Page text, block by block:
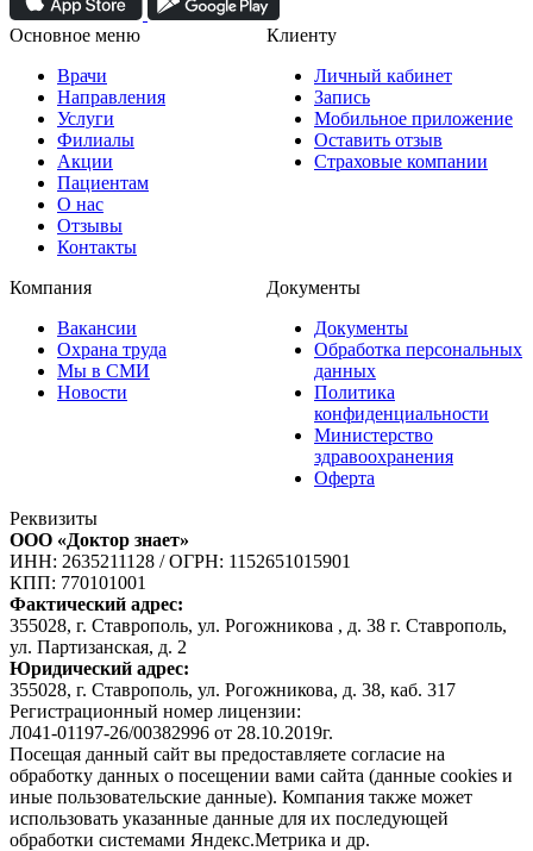
Основное меню
Врачи
Направления
Услуги
Филиалы
Акции
Пациентам
О нас
Отзывы
Контакты
Клиенту
Личный кабинет
Запись
Мобильное приложение
Оставить отзыв
Страховые компании
Компания
Вакансии
Охрана труда
Мы в СМИ
Новости
Документы
Документы
Обработка персональных
данных
Политика
конфиденциальности
Министерство
здравоохранения
Оферта
Реквизиты
ООО «Доктор знает»
ИНН: 2635211128 /ОГРН: 1152651015901
КПП: 770101001
Фактический адрес:
355028, г. Ставрополь, ул. Рогожникова , д. 38 г. Ставрополь,
ул. Партизанская, д. 2
Юридический адрес:
355028, г. Ставрополь, ул. Рогожникова, д. 38, каб. 317
Регистрационный номер лицензии:
Л041-01197-26/00382996 от 28.10.2019г.
Посещая данный сайт вы предоставляете согласие на
обработку данных о посещении вами сайта (данные cookies и
иные пользовательские данные). Компания также может
использовать указанные данные для их последующей
обработки системами Яндекс.Метрика и др.